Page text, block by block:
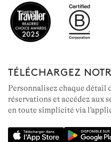
TÉLÉCHARGEZ
Personnalisez chaque détail
réservations et accédez aux
en toute simplicité via